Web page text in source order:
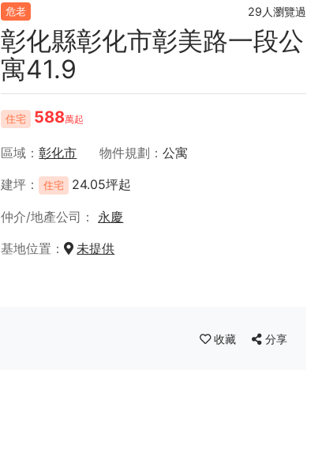
危老 29人瀏覽過
彰化縣彰化市彰美路一段公
寓41.9
住宅 588萬起
區域 彰化市 物件規劃
公寓
建坪
住宅 24.05坪起
仲介/地產公司
永慶
基地位置
未提供
收藏 分享